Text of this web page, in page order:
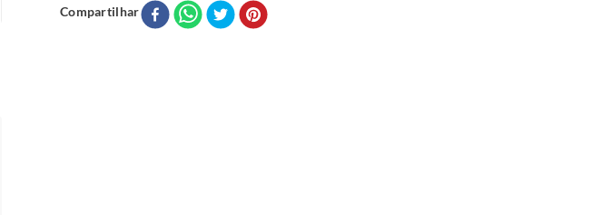
Compartilhar